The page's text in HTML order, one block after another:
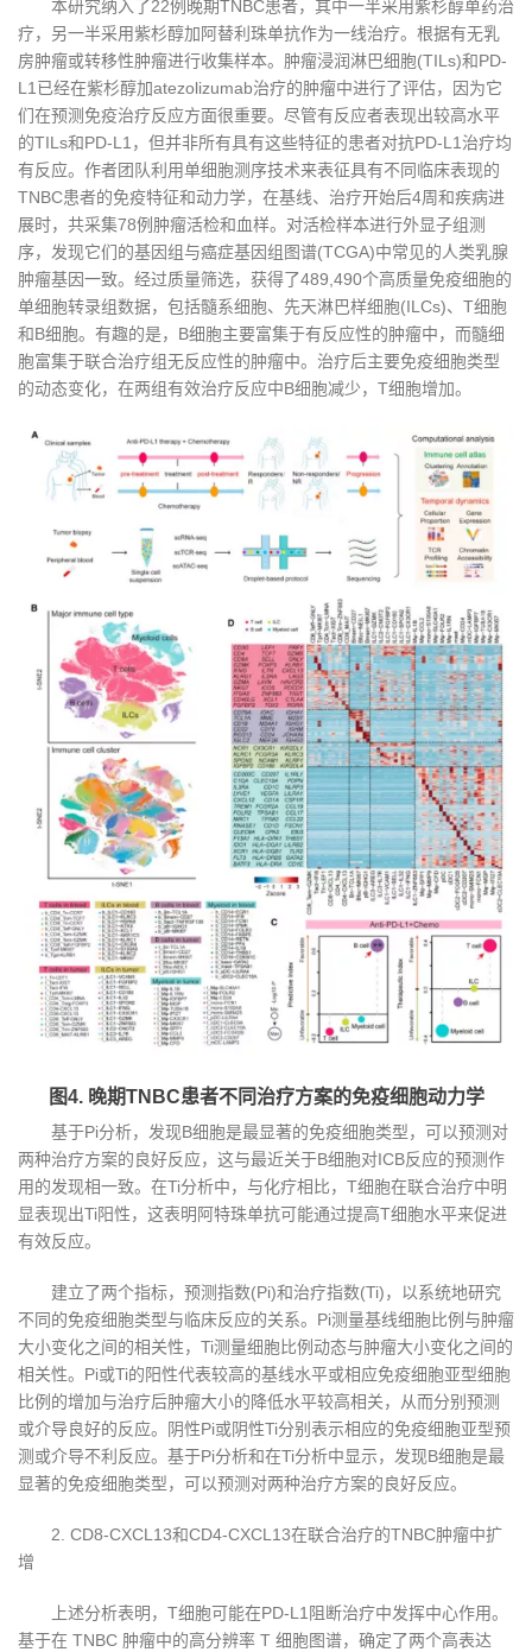
本研究纳入了22例晚期TNBC患者，其中一半采用紫杉醇单药治
疗，另一半采用紫杉醇加阿替利珠单抗作为一线治疗。根据有无乳
房肿瘤或转移性肿瘤进行收集样本。肿瘤浸润淋巴细胞(TILs)和PD-
L1已经在紫杉醇加atezolizumab治疗的肿瘤中进行了评估，因为它
们在预测免疫治疗反应方面很重要。尽管有反应者表现出较高水平
的TILs和PD-L1，但并非所有具有这些特征的患者对抗PD-L1治疗均
有反应。作者团队利用单细胞测序技术来表征具有不同临床表现的
TNBC患者的免疫特征和动力学，在基线、治疗开始后4周和疾病进
展时，共采集78例肿瘤活检和血样。对活检样本进行外显子组测
序，发现它们的基因组与癌症基因组图谱(TCGA)中常见的人类乳腺
肿瘤基因一致。经过质量筛选，获得了489,490个高质量免疫细胞的
单细胞转录组数据，包括髓系细胞、先天淋巴样细胞(ILCs)、T细胞
和B细胞。有趣的是，B细胞主要富集于有反应性的肿瘤中，而髓细
胞富集于联合治疗组无反应性的肿瘤中。治疗后主要免疫细胞类型
的动态变化，在两组有效治疗反应中B细胞减少，T细胞增加。
图4. 晚期TNBC患者不同治疗方案的免疫细胞动力学
基于Pi分析，发现B细胞是最显著的免疫细胞类型，可以预测对
两种治疗方案的良好反应，这与最近关于B细胞对ICB反应的预测作
用的发现相一致。在Ti分析中，与化疗相比，T细胞在联合治疗中明
显表现出Ti阳性，这表明阿特珠单抗可能通过提高T细胞水平来促进
有效反应。
建立了两个指标，预测指数(Pi)和治疗指数(Ti)，以系统地研究
不同的免疫细胞类型与临床反应的关系。Pi测量基线细胞比例与肿瘤
大小变化之间的相关性，Ti测量细胞比例动态与肿瘤大小变化之间的
相关性。Pi或Ti的阳性代表较高的基线水平或相应免疫细胞亚型细胞
比例的增加与治疗后肿瘤大小的降低水平较高相关，从而分别预测
或介导良好的反应。阴性Pi或阴性Ti分别表示相应的免疫细胞亚型预
测或介导不利反应。基于Pi分析和在Ti分析中显示，发现B细胞是最
显著的免疫细胞类型，可以预测对两种治疗方案的良好反应。
2. CD8-CXCL13和CD4-CXCL13在联合治疗的TNBC肿瘤中扩
增
上述分析表明，T细胞可能在PD-L1阻断治疗中发挥中心作用。
基于在 TNBC 肿瘤中的高分辨率 T 细胞图谱，确定了两个高表达